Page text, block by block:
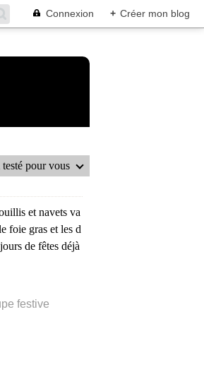
Connexion + Créer mon blog
pour vous
et navets va
foie gras et les d
de fêtes déjà
festive